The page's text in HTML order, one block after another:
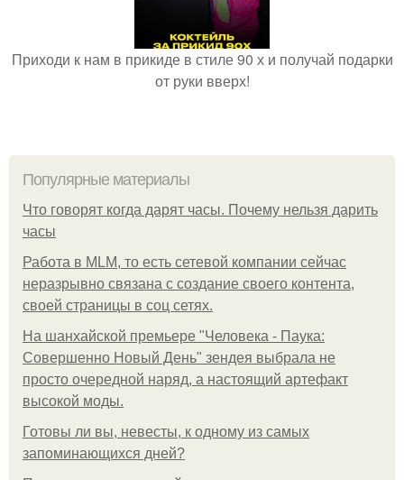
Приходи к нам в прикиде в стиле 90 х и получай подарки
от руки вверх!
Популярные материалы
Что говорят когда дарят часы. Почему нельзя дарить
часы
Работа в MLM, то есть сетевой компании сейчас
неразрывно связана с создание своего контента,
своей страницы в соц сетях.
На шанхайской премьере "Человека - Паука:
Совершенно Новый День" зендея выбрала не
просто очередной наряд, а настоящий артефакт
высокой моды.
Готовы ли вы, невесты, к одному из самых
запоминающихся дней?